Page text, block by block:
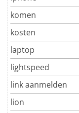
komen
kosten
laptop
lightspeed
link aanmelden
lion